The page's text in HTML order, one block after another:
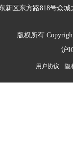
新区东方路818号众城
版权所有
沪
用户协议 隐